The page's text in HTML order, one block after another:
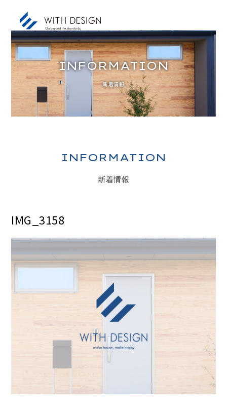
お知らせ / INFORMATION
人生設計 / LIFE PLAN
家づくりのコンセプト / CONCEPT
アフターサービス / AFTER SERVICE
施工事例 / DESIGN IMAGE
INFORMATION
新着情報
INFORMATION
新着情報
IMG_3158